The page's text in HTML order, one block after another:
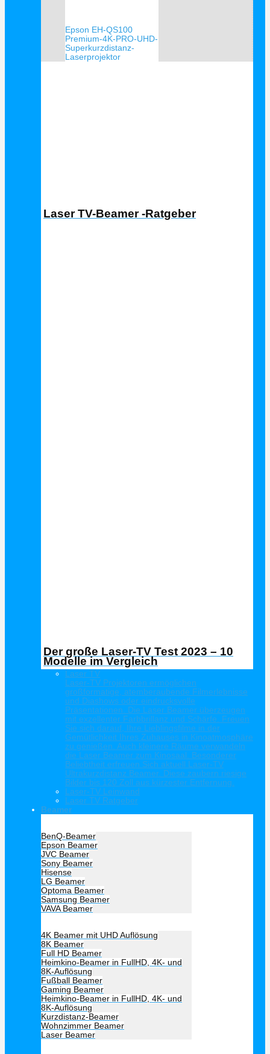
Epson EH-QS100
Premium-4K-PRO-UHD-
Superkurzdistanz-
Laserprojektor
Laser TV-Beamer -Ratgeber
Der große Laser-TV Test 2023 – 10
Modelle im Vergleich
Laser TV
Laser-TV Projektoren ermöglichen
großformatige, atemberaubende Filmerlebnisse
und Diashows oder eindrucksvolle
Präsentationen. Die Laser Beamer überzeugen
mit exzellenter Farbbrillanz und Schärfe. Freuen
Sie sich darauf, Ihre Lieblingsfilme in der
Gemütlichkeit Ihres Zuhauses in Kinoatmosphäre
zu genießen. Auch kleinere Räume verwandeln
die Laser Beamer zum Kinosaal. Besonderer
Beliebtheit erfreuen Sich aktuell Laser-TV
Ultrakurzdistanz Beamer. Diese zaubern riesige
Bilder bis 120 Zoll aus kürzester Entfernung.
Laser-TV Leinwand
Laser TV Ratgeber
Beamer
BenQ-Beamer
Epson Beamer
JVC Beamer
Sony Beamer
Hisense
LG Beamer
Optoma Beamer
Samsung Beamer
VAVA Beamer
4K Beamer mit UHD Auflösung
8K Beamer
Full HD Beamer
Heimkino-Beamer in FullHD, 4K- und
8K-Auflösung
Fußball Beamer
Gaming Beamer
Heimkino-Beamer in FullHD, 4K- und
8K-Auflösung
Kurzdistanz-Beamer
Wohnzimmer Beamer
Laser Beamer